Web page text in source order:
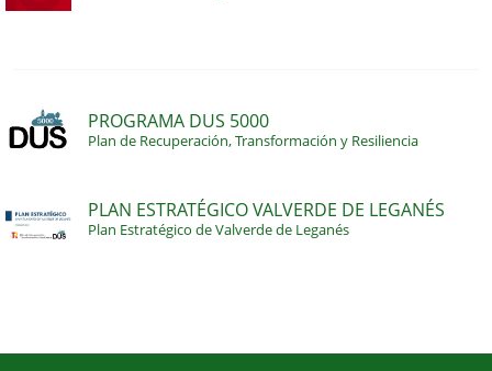
PROGRAMA DUS 5000
Plan de Recuperación, Transformación y Resiliencia
PLAN ESTRATÉGICO VALVERDE DE LEGANÉS
Plan Estratégico de Valverde de Leganés